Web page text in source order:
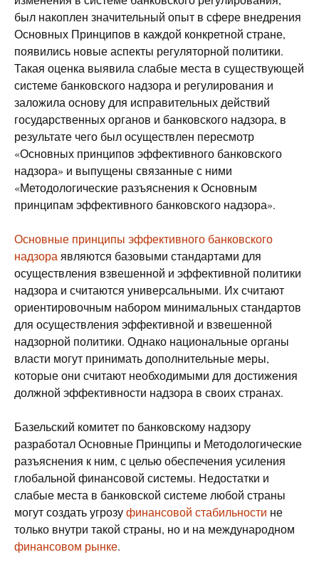
был накоплен значительный опыт в сфере внедрения
Основных Принципов в каждой конкретной стране,
появились новые аспекты регуляторной политики.
Такая оценка выявила слабые места в существующей
системе банковского надзора и регулирования и
заложила основу для исправительных действий
государственных органов и банковского надзора, в
результате чего был осуществлен пересмотр
«Основных принципов эффективного банковского
надзора» и выпущены связанные с ними
«Методологические разъяснения к Основным
принципам эффективного банковского надзора».
Основные принципы эффективного банковского
надзора являются базовыми стандартами для
осуществления взвешенной и эффективной политики
надзора и считаются универсальными. Их считают
ориентировочным набором минимальных стандартов
для осуществления эффективной и взвешенной
надзорной политики. Однако национальные органы
власти могут принимать дополнительные меры,
которые они считают необходимыми для достижения
должной эффективности надзора в своих странах.
Базельский комитет по банковскому надзору
разработал Основные Принципы и Методологические
разъяснения к ним, с целью обеспечения усиления
глобальной финансовой системы. Недостатки и
слабые места в банковской системе любой страны
могут создать угрозуфинансовой стабильности не
только внутри такой страны, но и на международном
финансовом рынке.